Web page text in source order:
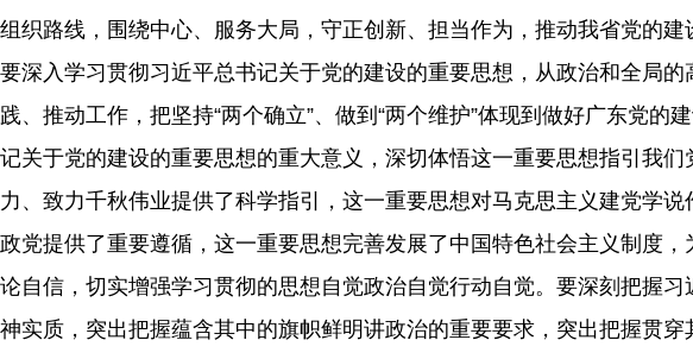
组织路线，围绕中心、服务大局，守正创新、担当作为，推动我省党的
要深入学习贯彻习近平总书记关于党的建设的重要思想，从政治和全局
践、推动工作，把坚持“两个确立”、做到“两个维护”体现到做好广东党
记关于党的建设的重要思想的重大意义，深切体悟这一重要思想指引我
力、致力千秋伟业提供了科学指引，这一重要思想对马克思主义建党学
政党提供了重要遵循，这一重要思想完善发展了中国特色社会主义制度
论自信，切实增强学习贯彻的思想自觉政治自觉行动自觉。要深刻把握
神实质，突出把握蕴含其中的旗帜鲜明讲政治的重要要求，突出把握贯